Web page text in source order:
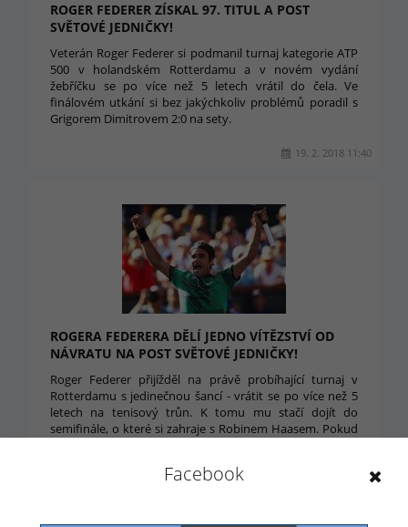
ROGER FEDERER ZÍSKAL 97. TITUL A POST
SVĚTOVÉ JEDNIČKY!
Veterán Roger Federer si podmanil turnaj kategorie ATP
500 v holandském Rotterdamu a v novém vydání
žebříčku se po více než 5 letech vrátil do čela. Ve
finálovém utkání si bez jakýchkoliv problémů poradil s
Grigorem Dimitrovem 2:0 na sety.
19. 2. 2018 11:40
ROGERA FEDERERA DĚLÍ JEDNO VÍTĚZSTVÍ OD
NÁVRATU NA POST SVĚTOVÉ JEDNIČKY!
Roger Federer přijížděl na právě probíhající turnaj v
Rotterdamu s jedinečnou šancí - vrátit se po více než 5
letech na tenisový trůn. K tomu mu stačí dojít do
semifinále, o které si zahraje s Robinem Haasem. Pokud
Facebook